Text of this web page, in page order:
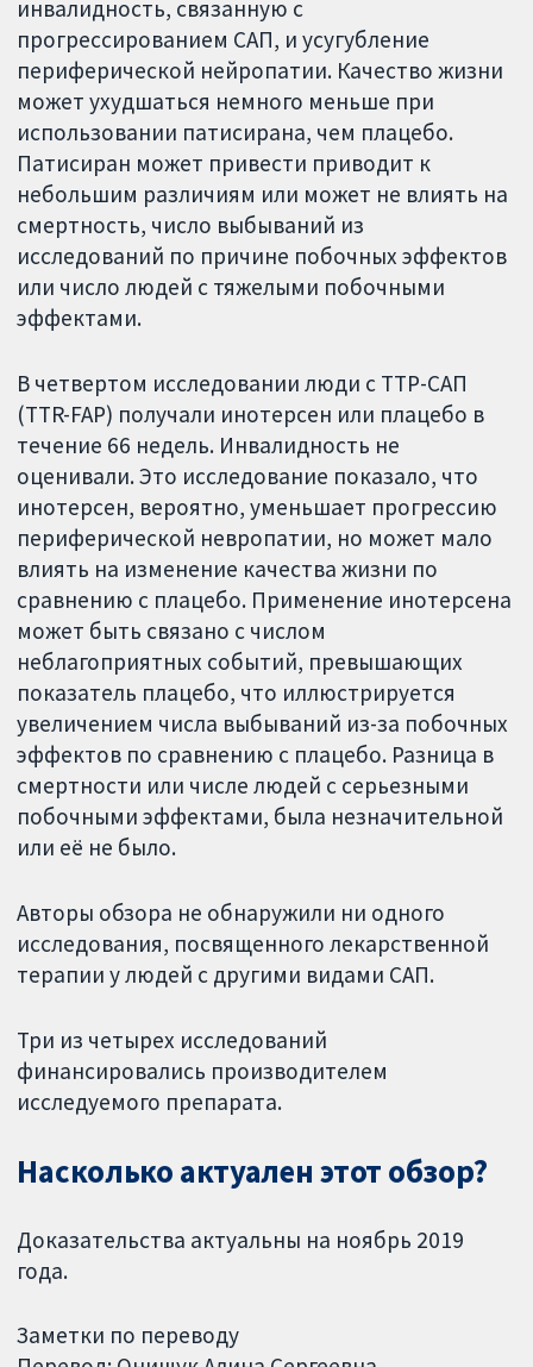
инвалидность, связанную с
прогрессированием САП, и усугубление
периферической нейропатии. Качество жизни
может ухудшаться немного меньше при
использовании патисирана, чем плацебо.
Патисиран может привести приводит к
небольшим различиям или может не влиять на
смертность, число выбываний из
исследований по причине побочных эффектов
или число людей с тяжелыми побочными
эффектами.
В четвертом исследовании люди с ТТР-САП
(TTR-FAP) получали инотерсен или плацебо в
течение 66 недель. Инвалидность не
оценивали. Это исследование показало, что
инотерсен, вероятно, уменьшает прогрессию
периферической невропатии, но может мало
влиять на изменение качества жизни по
сравнению с плацебо. Применение инотерсена
может быть связано с числом
неблагоприятных событий, превышающих
показатель плацебо, что иллюстрируется
увеличением числа выбываний из-за побочных
эффектов по сравнению с плацебо. Разница в
смертности или числе людей с серьезными
побочными эффектами, была незначительной
или её не было.
Авторы обзора не обнаружили ни одного
исследования, посвященного лекарственной
терапии у людей с другими видами САП.
Три из четырех исследований
финансировались производителем
исследуемого препарата.
Насколько актуален этот обзор?
Доказательства актуальны на ноябрь 2019
года.
Заметки по переводу